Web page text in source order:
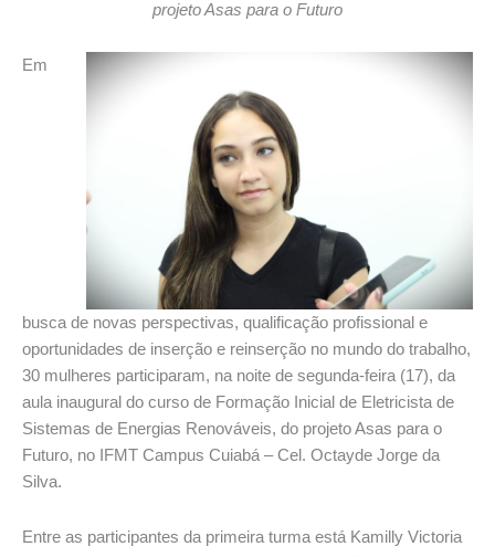
projeto Asas para o Futuro
Em
busca de novas perspectivas, qualificação profissional e
oportunidades de inserção e reinserção no mundo do trabalho,
30 mulheres participaram, na noite de segunda-feira (17), da
aula inaugural do curso de Formação Inicial de Eletricista de
Sistemas de Energias Renováveis, do projeto Asas para o
Futuro, no IFMT Campus Cuiabá – Cel. Octayde Jorge da
Silva.
Entre as participantes da primeira turma está Kamilly Victoria